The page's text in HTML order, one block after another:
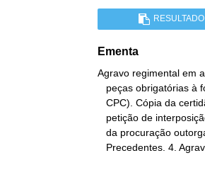
Ementa
Agravo regimental em
Precedentes. 4.